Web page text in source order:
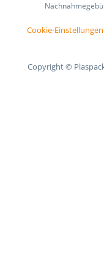
Cookie-Einstellungen
Copyright ©